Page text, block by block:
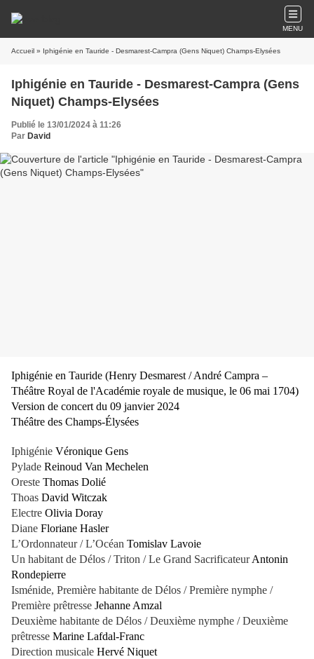
MENU
Accueil » Iphigénie en Tauride - Desmarest-Campra (Gens Niquet) Champs-Elysées
Iphigénie en Tauride - Desmarest-Campra (Gens
Niquet) Champs-Elysées
Publié le 13/01/2024 à 11:26
Par David
Iphigénie en Tauride (Henry Desmarest / André Campra –
Théâtre Royal de l'Académie royale de musique, le 06 mai 1704)
Version de concert du 09 janvier 2024
Théâtre des Champs-Élysées
Iphigénie Véronique Gens
Pylade Reinoud Van Mechelen
Oreste Thomas Dolié
Thoas David Witczak
Electre Olivia Doray
Diane Floriane Hasler
L’Ordonnateur / L’Océan Tomislav Lavoie
Un habitant de Délos / Triton / Le Grand SacrificateurAntonin
Rondepierre
Isménide, Première habitante de Délos / Première nymphe /
Première prêtresse Jehanne Amzal
Deuxième habitante de Délos / Deuxième nymphe / Deuxième
prêtresse Marine Lafdal-Franc
Direction musicale Hervé Niquet